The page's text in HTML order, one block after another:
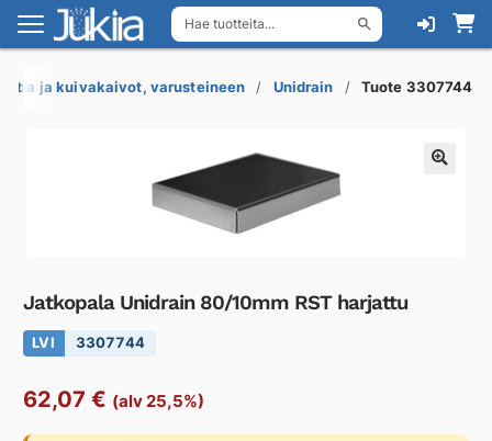
Hae tuotteita...
Siirry
navigointiin
Siirry
sisältöön
ja kuivakaivot, varusteineen Unidrain Tuote 3307744
Jatkopala Unidrain 80/10mm RST harjattu
LVI 3307744
62,07 € (alv 25,5%)